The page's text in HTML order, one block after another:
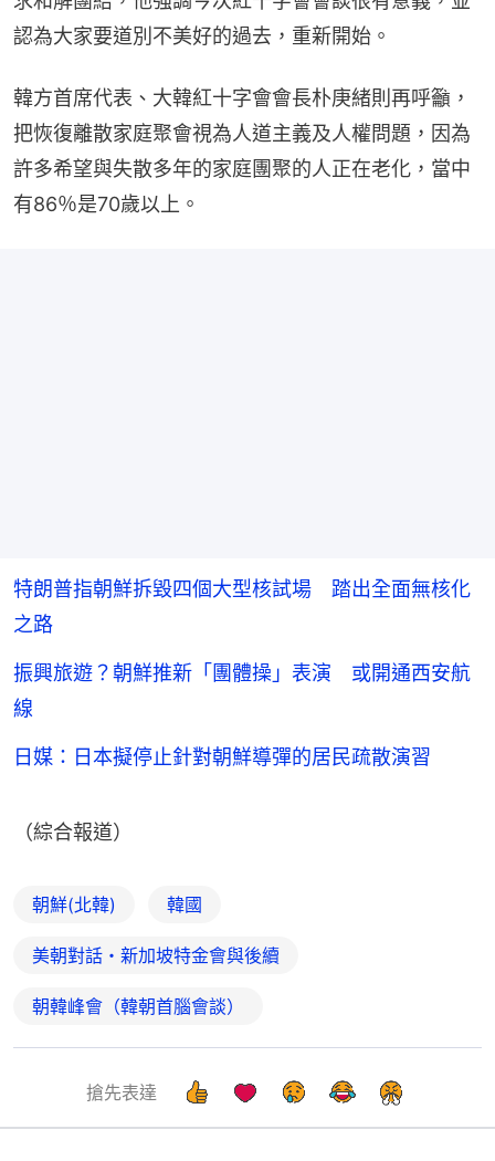
認為大家要道別不美好的過去，重新開始。
韓方首席代表、大韓紅十字會會長朴庚緒則再呼籲，
把恢復離散家庭聚會視為人道主義及人權問題，因為
許多希望與失散多年的家庭團聚的人正在老化，當中
有86％是70歲以上。
特朗普指朝鮮拆毀四個大型核試場 踏出全面無核化
之路
振興旅遊？朝鮮推新「團體操」表演 或開通西安航
線
日媒：日本擬停止針對朝鮮導彈的居民疏散演習
（綜合報道）
朝鮮(北韓) 韓國
美朝對話・新加坡特金會與後續
朝韓峰會（韓朝首腦會談）
搶先表達